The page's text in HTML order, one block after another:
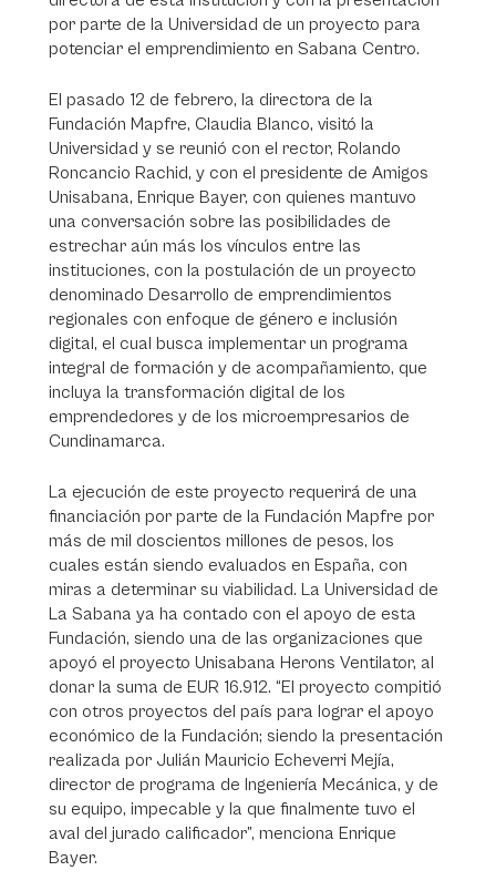
por parte de la Universidad de un proyecto para
potenciar el emprendimiento en Sabana Centro.
El pasado 12 de febrero, la directora de la
Fundación Mapfre, Claudia Blanco, visitó la
Universidad y se reunió con el rector, Rolando
Roncancio Rachid, y con el presidente de Amigos
Unisabana, Enrique Bayer, con quienes mantuvo
una conversación sobre las posibilidades de
estrechar aún más los vínculos entre las
instituciones, con la postulación de un proyecto
denominado Desarrollo de emprendimientos
regionales con enfoque de género e inclusión
digital, el cual busca implementar un programa
integral de formación y de acompañamiento, que
incluya la transformación digital de los
emprendedores y de los microempresarios de
Cundinamarca.
La ejecución de este proyecto requerirá de una
financiación por parte de la Fundación Mapfre por
más de mil doscientos millones de pesos, los
cuales están siendo evaluados en España, con
miras a determinar su viabilidad. La Universidad de
La Sabana ya ha contado con el apoyo de esta
Fundación, siendo una de las organizaciones que
apoyó el proyecto Unisabana Herons Ventilator, al
donar la suma de EUR 16.912. “El proyecto compitió
con otros proyectos del país para lograr el apoyo
económico de la Fundación; siendo la presentación
realizada por Julián Mauricio Echeverri Mejía,
director de programa de Ingeniería Mecánica, y de
su equipo, impecable y la que finalmente tuvo el
aval del jurado calificador”, menciona Enrique
Bayer.